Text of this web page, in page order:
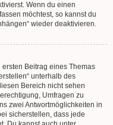
Wenn du einen
möchtest, so kannst du
wieder deaktivieren.
Beitrag eines Themas
unterhalb des
Bereich nicht sehen
Umfragen zu
zwei Antwortmöglichkeiten in
sicherstellen, dass jede